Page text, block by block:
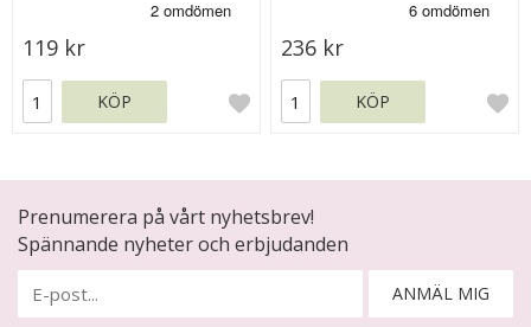
119 kr
KÖP
236 kr
KÖP
Prenumerera på vårt nyhetsbrev!
Spännande nyheter och erbjudanden
ANMÄL MIG